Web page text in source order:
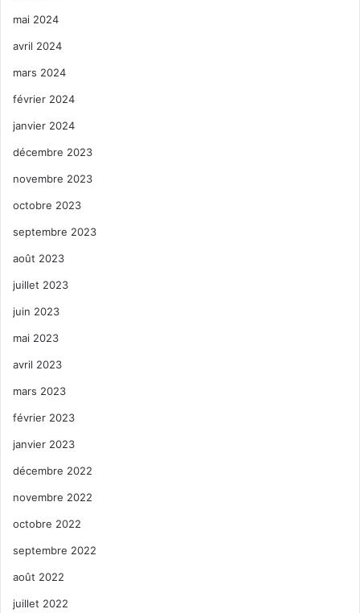
mai 2024
avril 2024
mars 2024
février 2024
janvier 2024
décembre 2023
novembre 2023
octobre 2023
septembre 2023
août 2023
juillet 2023
juin 2023
mai 2023
avril 2023
mars 2023
février 2023
janvier 2023
décembre 2022
novembre 2022
octobre 2022
septembre 2022
août 2022
juillet 2022